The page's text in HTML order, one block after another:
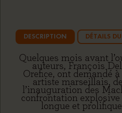
DESCRIPTION DÉTAILS
Quelques mois avant
auteurs, François
Orefice, ont demandé
artiste marseillais,
l’inauguration des
confrontation explosive
longue et